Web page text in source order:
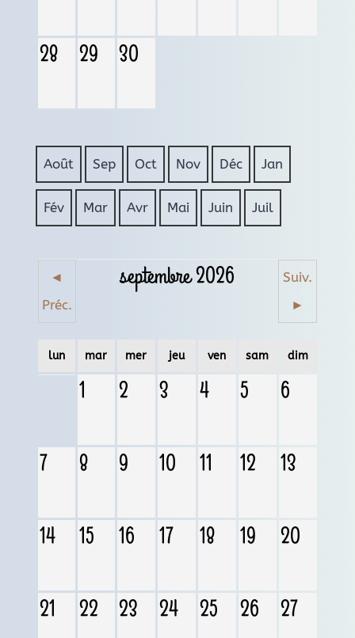
28 29 30
Août Sep Oct Nov Déc Jan
Fév Mar Avr Mai Juin Juil
◄
Préc.
septembre 2026
Suiv.
►
lun mar mer jeu ven sam dim
1 2 3 4 5 6
7 8 9 10 11 12 13
14 15 16 17 18 19 20
21 22 23 24 25 26 27